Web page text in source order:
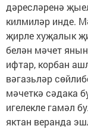
дәресләренә
килмиләр инде.
җирле хуҗалык
белән мәчет
ифтар, корбан
вәгазьләр
мәчеткә сәдака
игелекле гамәл
яктан веранда